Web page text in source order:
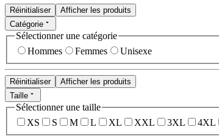
Réinitialiser
Afficher les produits
Catégorie
Sélectionner une catégorie
Hommes
Femmes Unisexe
Réinitialiser
Afficher les produits
Taille
Sélectionner une taille
XS
S M L XL XXL 3XL 4XL